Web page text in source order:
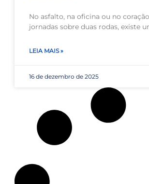
No asfalto, na oficina ou no
jornadas sobre duas rodas, existe
LEIA MAIS »
16 de dezembro de 2025